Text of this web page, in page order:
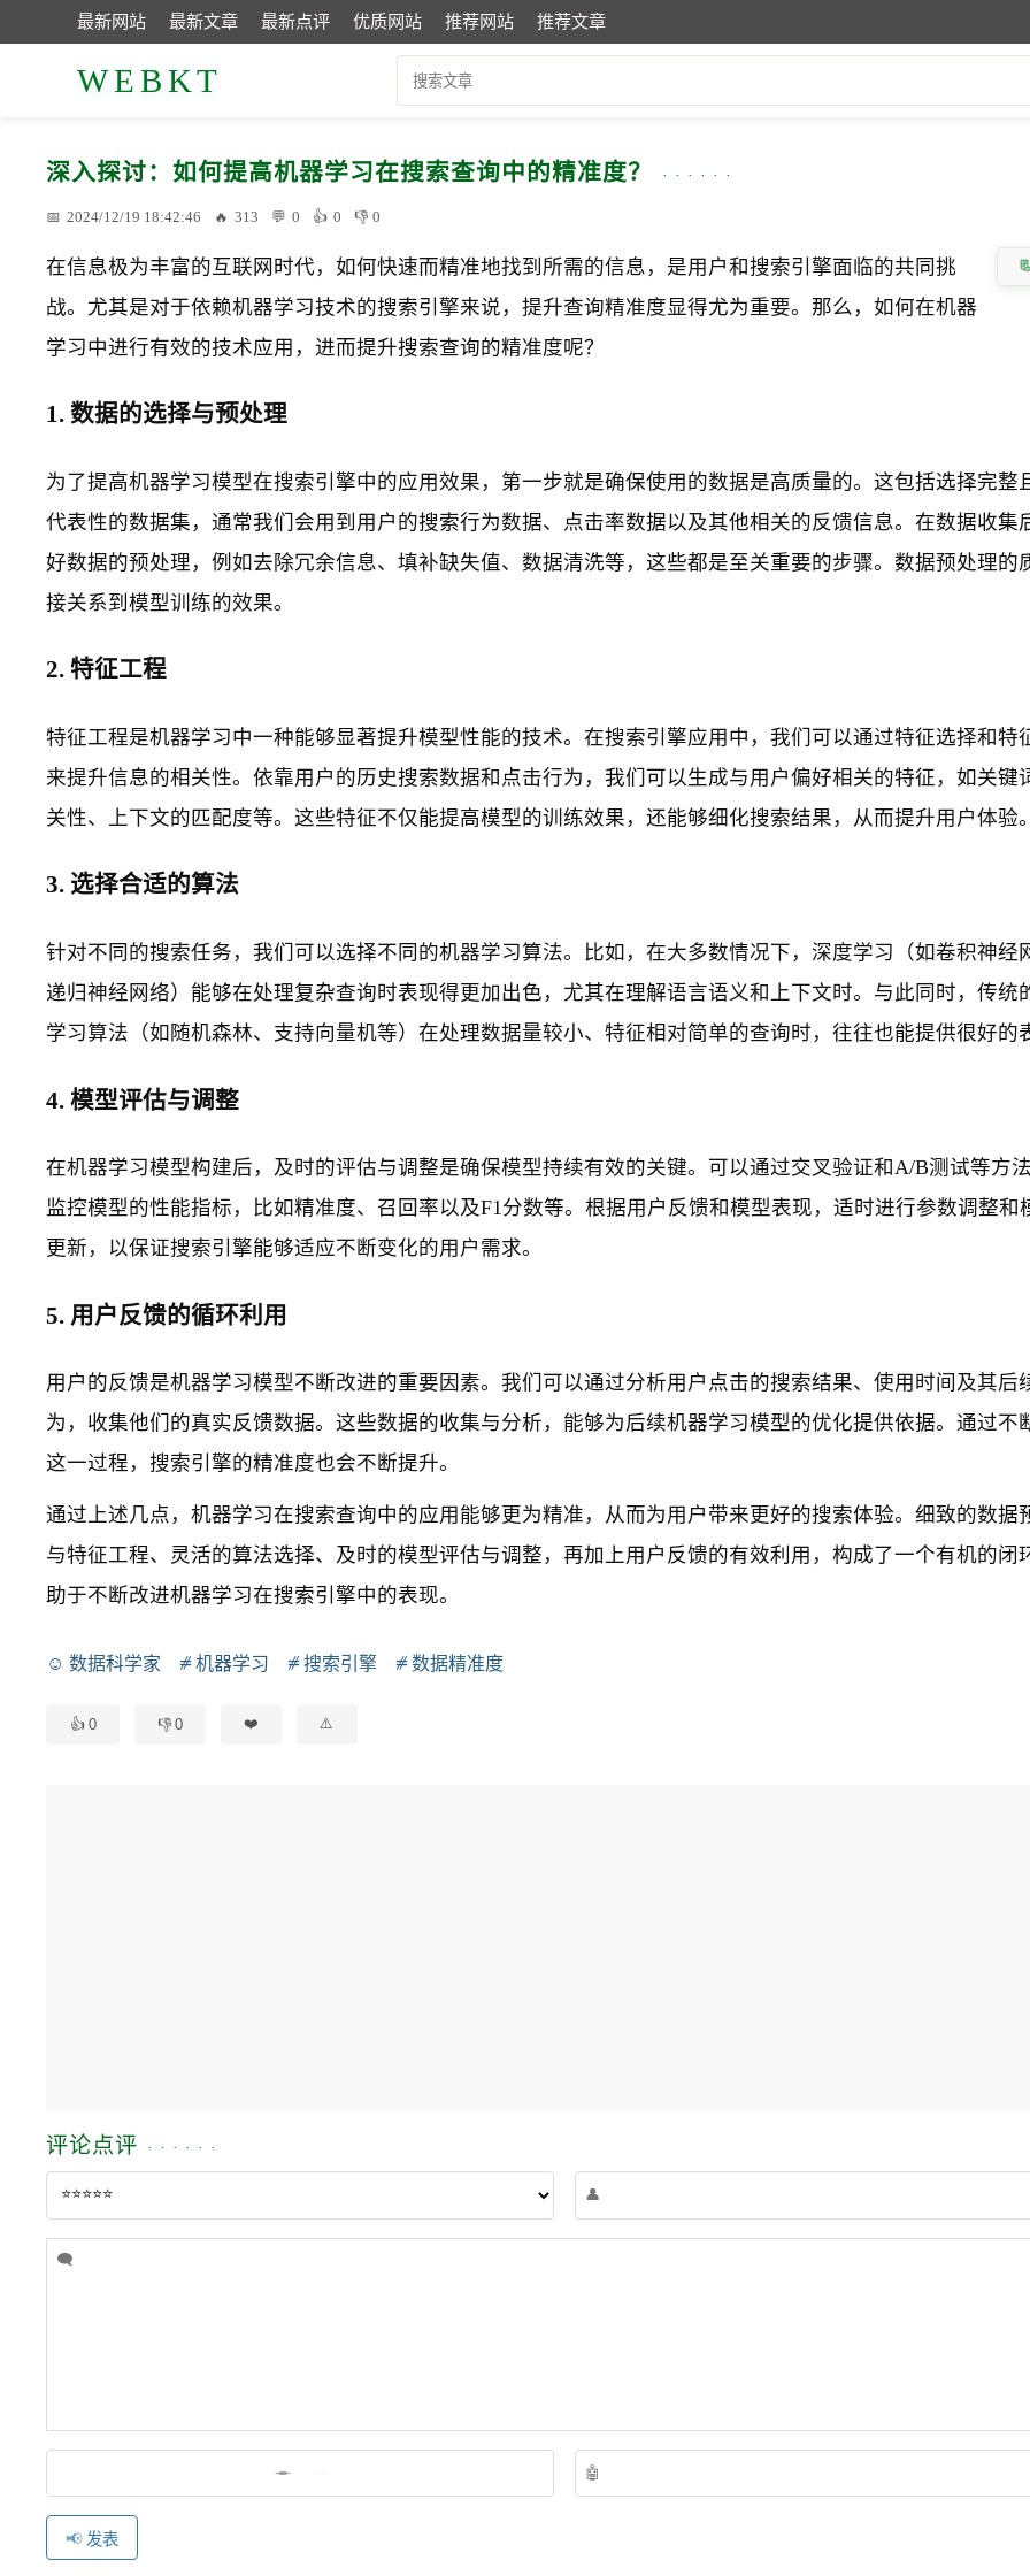
最新网站 最新文章 最新点评 优质网站 推荐网站 推荐文章
WEBKT
深入探讨：如何提高机器学习在搜索查询中的精准度？
2024/12/19 18:42:46 313 0 0 0
在信息极为丰富的互联网时代，如何快速而精准地找到所需的信息，是用户和搜索引擎面临的共同挑
战。尤其是对于依赖机器学习技术的搜索引擎来说，提升查询精准度显得尤为重要。那么，如何在机器
学习中进行有效的技术应用，进而提升搜索查询的精准度呢？
1. 数据的选择与预处理
为了提高机器学习模型在搜索引擎中的应用效果，第一步就是确保使用的数据是高质量的。这包括选择完整
代表性的数据集，通常我们会用到用户的搜索行为数据、点击率数据以及其他相关的反馈信息。在数据收集
好数据的预处理，例如去除冗余信息、填补缺失值、数据清洗等，这些都是至关重要的步骤。数据预处理的
接关系到模型训练的效果。
2. 特征工程
特征工程是机器学习中一种能够显著提升模型性能的技术。在搜索引擎应用中，我们可以通过特征选择和特
来提升信息的相关性。依靠用户的历史搜索数据和点击行为，我们可以生成与用户偏好相关的特征，如关键
关性、上下文的匹配度等。这些特征不仅能提高模型的训练效果，还能够细化搜索结果，从而提升用户体验
3. 选择合适的算法
针对不同的搜索任务，我们可以选择不同的机器学习算法。比如，在大多数情况下，深度学习（如卷积神经
递归神经网络）能够在处理复杂查询时表现得更加出色，尤其在理解语言语义和上下文时。与此同时，传统
学习算法（如随机森林、支持向量机等）在处理数据量较小、特征相对简单的查询时，往往也能提供很好的
4. 模型评估与调整
在机器学习模型构建后，及时的评估与调整是确保模型持续有效的关键。可以通过交叉验证和A/B测试等方
监控模型的性能指标，比如精准度、召回率以及F1分数等。根据用户反馈和模型表现，适时进行参数调整和
更新，以保证搜索引擎能够适应不断变化的用户需求。
5. 用户反馈的循环利用
用户的反馈是机器学习模型不断改进的重要因素。我们可以通过分析用户点击的搜索结果、使用时间及其后
为，收集他们的真实反馈数据。这些数据的收集与分析，能够为后续机器学习模型的优化提供依据。通过不
这一过程，搜索引擎的精准度也会不断提升。
通过上述几点，机器学习在搜索查询中的应用能够更为精准，从而为用户带来更好的搜索体验。细致的数据
与特征工程、灵活的算法选择、及时的模型评估与调整，再加上用户反馈的有效利用，构成了一个有机的闭
助于不断改进机器学习在搜索引擎中的表现。
数据科学家 机器学习 搜索引擎 数据精准度
0 0
评论点评
发表